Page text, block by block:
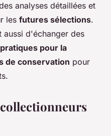
analyses détaillées et
les futures sélections.
aussi d'échanger des
pour la
de conservation pour